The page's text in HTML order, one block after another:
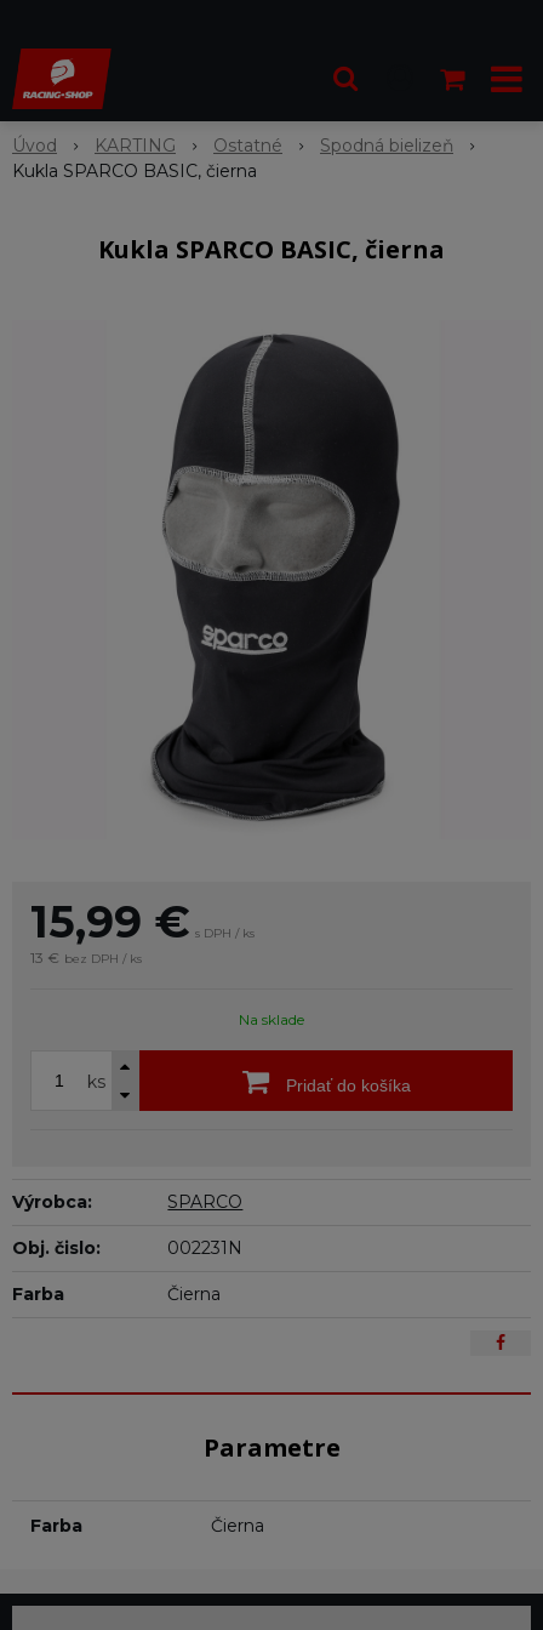
Úvod KARTING Ostatné
Spodná bielizeň
Kukla SPARCO BASIC, čierna
Kukla SPARCO BASIC, čierna
15,99 € s DPH / ks
13 € bez DPH / ks
Na sklade
ks Pridať do košíka
Výrobca: SPARCO
Obj. čislo: 002231N
Farba Čierna
Parametre
Farba Čierna